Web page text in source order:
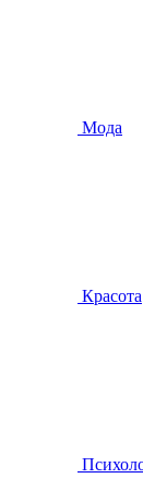
Мода
Красота